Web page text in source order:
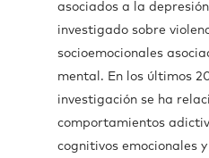
asociados a la
investigado sobre
socioemocionales
mental. En los últimos
investigación se ha
comportamientos
cognitivos emocionales